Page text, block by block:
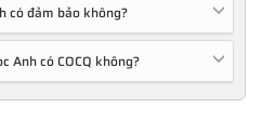
có đảm bảo không?
Anh có COCQ không?